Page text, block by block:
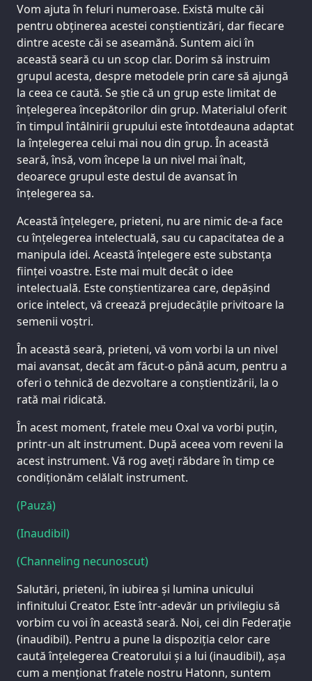
Vom ajuta în feluri numeroase. Există multe căi
pentru obținerea acestei conștientizări, dar fiecare
dintre aceste căi se aseamănă. Suntem aici în
această seară cu un scop clar. Dorim să instruim
grupul acesta, despre metodele prin care să ajungă
la ceea ce caută. Se știe că un grup este limitat de
înțelegerea începătorilor din grup. Materialul oferit
în timpul întâlnirii grupului este întotdeauna adaptat
la înțelegerea celui mai nou din grup. În această
seară, însă, vom începe la un nivel mai înalt,
deoarece grupul este destul de avansat în
înțelegerea sa.
Această înțelegere, prieteni, nu are nimic de-a face
cu înțelegerea intelectuală, sau cu capacitatea de a
manipula idei. Această înțelegere este substanța
ființei voastre. Este mai mult decât o idee
intelectuală. Este conștientizarea care, depășind
orice intelect, vă creează prejudecățile privitoare la
semenii voștri.
În această seară, prieteni, vă vom vorbi la un nivel
mai avansat, decât am făcut-o până acum, pentru a
oferi o tehnică de dezvoltare a conștientizării, la o
rată mai ridicată.
În acest moment, fratele meu Oxal va vorbi puțin,
printr-un alt instrument. După aceea vom reveni la
acest instrument. Vă rog aveți răbdare în timp ce
condiționăm celălalt instrument.
(Pauză)
(Inaudibil)
(Channeling necunoscut)
Salutări, prieteni, în iubirea și lumina unicului
infinitului Creator. Este într-adevăr un privilegiu să
vorbim cu voi în această seară. Noi, cei din Federație
(inaudibil). Pentru a pune la dispoziția celor care
caută înțelegerea Creatorului și a lui (inaudibil), așa
cum a menționat fratele nostru Hatonn, suntem